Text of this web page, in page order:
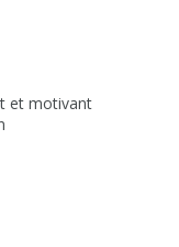
et motivant